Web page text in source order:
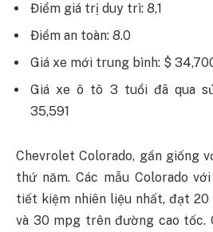
Điểm giá trị duy trì: 8,1
Điểm an toàn: 8.0
Giá xe mới trung bình: $
Giá xe ô tô 3 tuổi đã qua
35,591
Chevrolet Colorado, gần giống
thứ năm. Các mẫu Colorado
tiết kiệm nhiên liệu nhất, đạt
và 30 mpg trên đường cao tốc.